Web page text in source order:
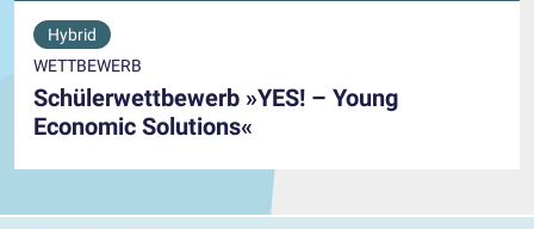
Hybrid
WETTBEWERB
Schülerwettbewerb »YES! – Young
Economic Solutions«